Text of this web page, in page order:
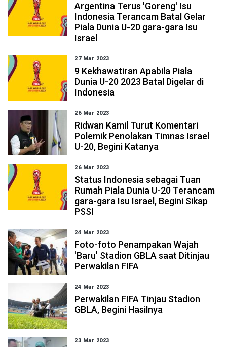
Argentina Terus 'Goreng' Isu
Indonesia Terancam Batal Gelar
Piala Dunia U-20 gara-gara Isu
Israel
27 Mar 2023
9 Kekhawatiran Apabila Piala
Dunia U-20 2023 Batal Digelar di
Indonesia
26 Mar 2023
Ridwan Kamil Turut Komentari
Polemik Penolakan Timnas Israel
U-20, Begini Katanya
26 Mar 2023
Status Indonesia sebagai Tuan
Rumah Piala Dunia U-20 Terancam
gara-gara Isu Israel, Begini Sikap
PSSI
24 Mar 2023
Foto-foto Penampakan Wajah
'Baru' Stadion GBLA saat Ditinjau
Perwakilan FIFA
24 Mar 2023
Perwakilan FIFA Tinjau Stadion
GBLA, Begini Hasilnya
23 Mar 2023